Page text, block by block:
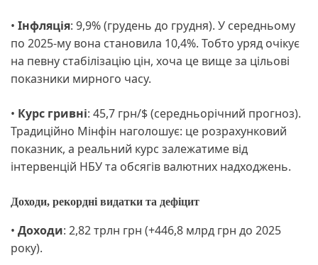
• Інфляція: 9,9% (грудень до грудня). У середньому
по 2025-му вона становила 10,4%. Тобто уряд очікує
на певну стабілізацію цін, хоча це вище за цільові
показники мирного часу.
• Курс гривні: 45,7 грн/$ (середньорічний прогноз).
Традиційно Мінфін наголошує: це розрахунковий
показник, а реальний курс залежатиме від
інтервенцій НБУ та обсягів валютних надходжень.
Доходи, рекордні видатки та дефіцит
• Доходи: 2,82 трлн грн (+446,8 млрд грн до 2025
року).